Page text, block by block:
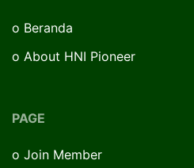
o Beranda
o About HNI Pioneer
PAGE
o Join Member